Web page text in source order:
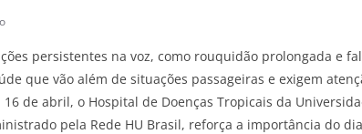
persistentes na voz, como rouquidão prolongada e
que vão além de situações passageiras e exigem
de abril, o Hospital de Doenças Tropicais da
pela Rede HU Brasil, reforça a importância do